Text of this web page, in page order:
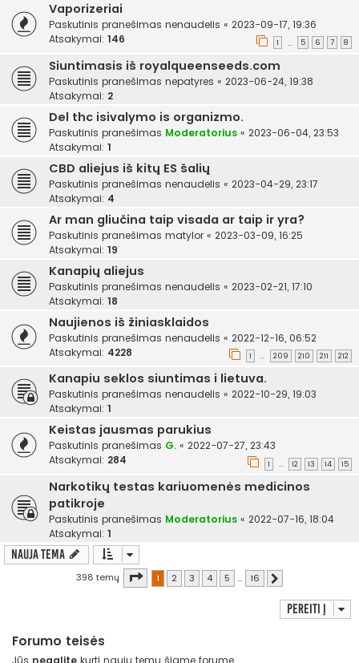
Vaporizeriai
Paskutinis pranešimas nenaudelis « 2023-09-17, 19:36
Atsakymai: 146 1 … 5 6 7 8
Siuntimasis iš royalqueenseeds.com
Paskutinis pranešimas nepatyres « 2023-06-24, 19:38
Atsakymai: 2
Del thc isivalymo is organizmo.
Paskutinis pranešimas Moderatorius « 2023-06-04, 23:53
Atsakymai: 1
CBD aliejus iš kitų ES šalių
Paskutinis pranešimas nenaudelis « 2023-04-29, 23:17
Atsakymai: 4
Ar man gliučina taip visada ar taip ir yra?
Paskutinis pranešimas matylor « 2023-03-09, 16:25
Atsakymai: 19
Kanapių aliejus
Paskutinis pranešimas nenaudelis « 2023-02-21, 17:10
Atsakymai: 18
Naujienos iš žiniasklaidos
Paskutinis pranešimas nenaudelis « 2022-12-16, 06:52
Atsakymai: 4228 1 … 209 210 211 212
Kanapiu seklos siuntimas i lietuva.
Paskutinis pranešimas nenaudelis « 2022-10-29, 19:03
Atsakymai: 1
Keistas jausmas parukius
Paskutinis pranešimas G. « 2022-07-27, 23:43
Atsakymai: 284 1 … 12 13 14 15
Narkotikų testas kariuomenės medicinos
patikroje
Paskutinis pranešimas Moderatorius « 2022-07-16, 18:04
Atsakymai: 1
Nauja tema
398 temų Puslapis iš 16
1 2 3 4 5 … 16
Pereiti į
Forumo teisės
Jūs negalite kurti naujų temų šiame forume